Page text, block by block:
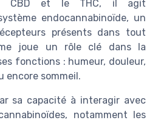
CBD et le THC, il agit
endocannabinoïde, un
présents dans tout
joue un rôle clé dans la
fonctions : humeur, douleur,
encore sommeil.
sa capacité à interagir avec
notamment les